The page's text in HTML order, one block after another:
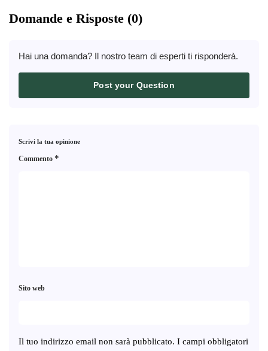
Domande e Risposte (0)
Hai una domanda? Il nostro team di esperti ti risponderà.
Post your Question
Scrivi la tua opinione
Il tuo indirizzo email non sarà pubblicato. I campi obbligatori
Commento *
Sito web